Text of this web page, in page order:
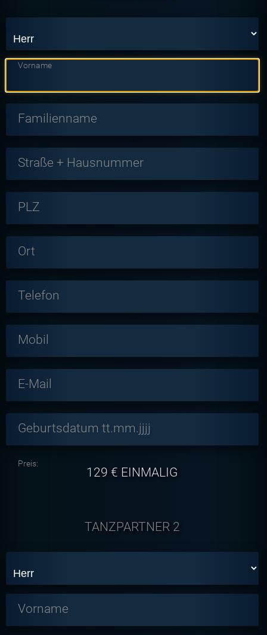
Vorname
Familienname
Straße + Hausnummer
PLZ
Ort
Telefon
Mobil
E-Mail
Geburtsdatum tt.mm.jjjj
Preis:
129 € EINMALIG
TANZPARTNER 2
Vorname